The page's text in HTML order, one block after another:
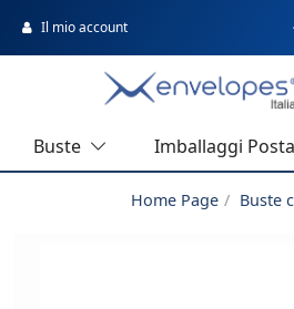
Il mio account
Buste Imballaggi
Home Page Buste